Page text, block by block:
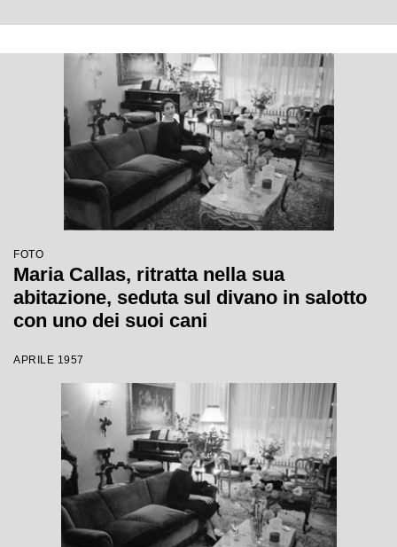
FOTO
Maria Callas, ritratta nella sua
abitazione, seduta sul divano in salotto
con uno dei suoi cani
APRILE 1957